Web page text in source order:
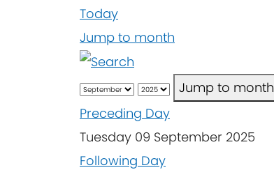
Today
Jump to month
Jump to month
Preceding Day
Tuesday 09 September 2025
Following Day